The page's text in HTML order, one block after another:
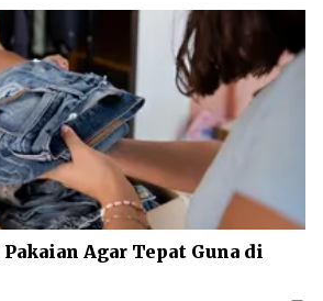
Agar Tepat Guna di